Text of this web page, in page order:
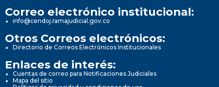
Correo electrónico institucional:
info@cendoj.ramajudicial.gov.co
Otros Correos electrónicos:
Directorio de Correos Electrónicos Institucionales
Enlaces de interés:
Cuentas de correo para Notificaciones Judiciales
Mapa del sitio